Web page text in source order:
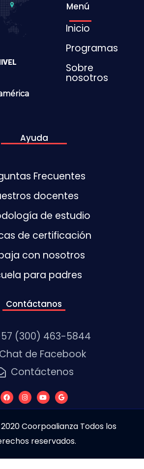
Menú
Inicio
Programas
Sobre
nosotros
Ayuda
Frecuentes
docentes
de estudio
de certificación
con nosotros
para padres
Contáctanos
(300) 463-5844
Chat de Facebook
Contáctenos
Coorpoalianza Todos los
reservados.